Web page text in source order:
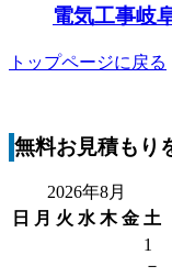
電気工事
トップページに戻る
無料お見積もり
2026年8月
日 月 火 水 木 金 土
1
－